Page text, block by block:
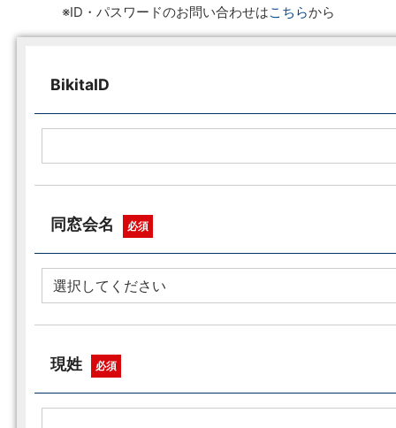
※ID・パスワードのお問い合わせはこちらから
BikitaID
同窓会名 必須
現姓 必須